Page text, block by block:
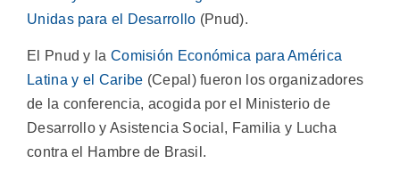
Unidas para el Desarrollo (Pnud).
El Pnud y la Comisión Económica para América
Latina y el Caribe (Cepal) fueron los organizadores
de la conferencia, acogida por el Ministerio de
Desarrollo y Asistencia Social, Familia y Lucha
contra el Hambre de Brasil.